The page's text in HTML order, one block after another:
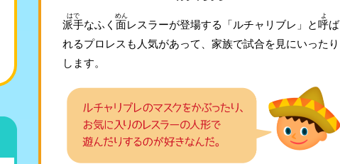
派手
はで
なふく 面
めん
レスラーが登場する「ルチャリブレ」と呼
よ
ば
れるプロレスも人気があって、家族で試合を見にいったり
します。